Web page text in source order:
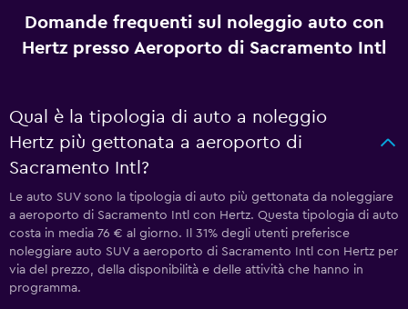
Domande frequenti sul noleggio auto con
Hertz presso Aeroporto di Sacramento Intl
Qual è la tipologia di auto a noleggio
Hertz più gettonata a aeroporto di
Sacramento Intl?
Le auto SUV sono la tipologia di auto più gettonata da noleggiare
a aeroporto di Sacramento Intl con Hertz. Questa tipologia di auto
costa in media 76 € al giorno. Il 31% degli utenti preferisce
noleggiare auto SUV a aeroporto di Sacramento Intl con Hertz per
via del prezzo, della disponibilità e delle attività che hanno in
programma.